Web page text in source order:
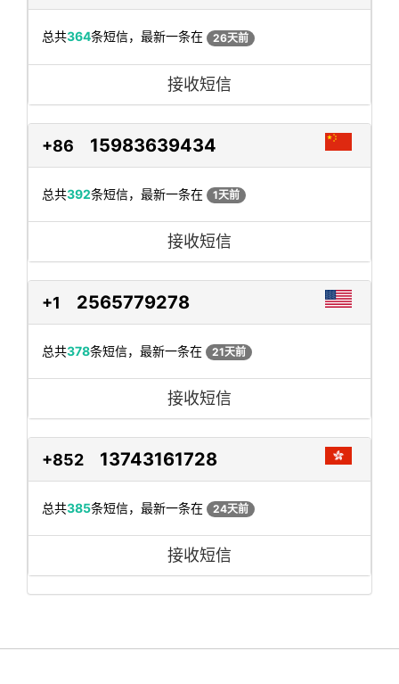
总共364条短信，最新一条在 26天前
接收短信
+86 15983639434
总共392条短信，最新一条在 1天前
接收短信
+1 2565779278
总共378条短信，最新一条在 21天前
接收短信
+852 13743161728
总共385条短信，最新一条在 24天前
接收短信